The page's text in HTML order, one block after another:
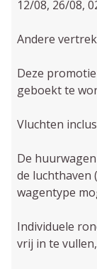
12/08, 26/08,
Andere
Deze
geboekt te
Vluchten
De
de luchthaven
wagentype
Individuele
vrij in te